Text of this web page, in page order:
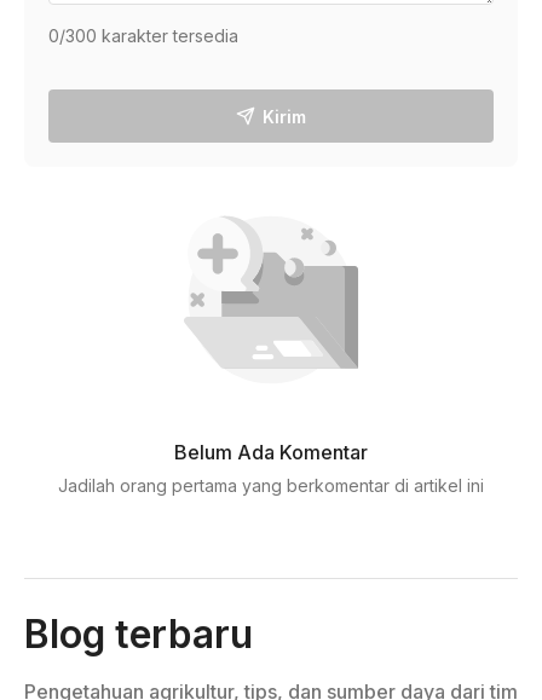
0/300 karakter tersedia
Kirim
Belum Ada Komentar
Jadilah orang pertama yang berkomentar di artikel ini
Blog terbaru
Pengetahuan agrikultur, tips, dan sumber daya dari tim